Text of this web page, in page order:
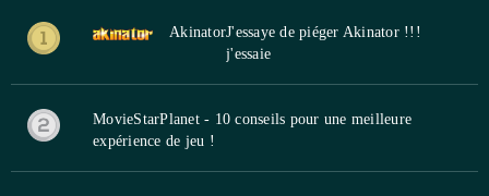
AkinatorJ'essaye de piéger Akinator !!!
j'essaie
MovieStarPlanet - 10 conseils pour une meilleure
expérience de jeu !